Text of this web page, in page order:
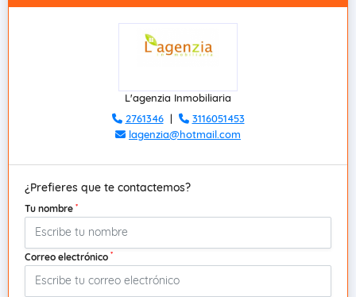
L'agenzia Inmobiliaria
2761346|
3116051453
lagenzia@hotmail.com
¿Prefieres que te contactemos?
Tu nombre *
Correo electrónico *